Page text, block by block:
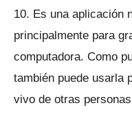
10. Es una aplicación
principalmente para
computadora. Como
también puede usarla
vivo de otras